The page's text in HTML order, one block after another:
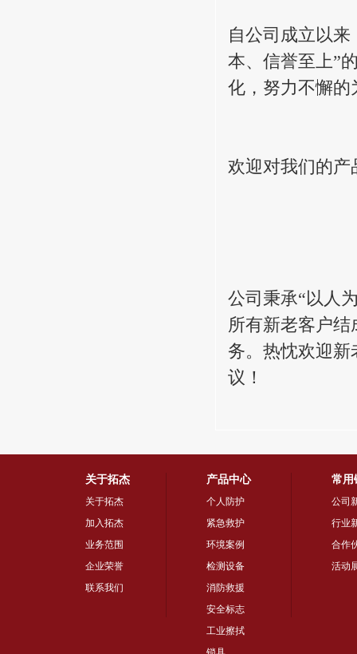
自公司成立以
本、信誉至上”
化，努力不懈的
欢迎对我们的产
公司秉承“以人
所有新老客户
务。热忱欢迎
议！
关于拓杰
关于拓杰
加入拓杰
业务范围
企业荣誉
联系我们
产品中心
个人防护
紧急救护
环境案例
检测设备
消防救援
安全标志
工业擦拭
常用
公司
行业
合作
活动